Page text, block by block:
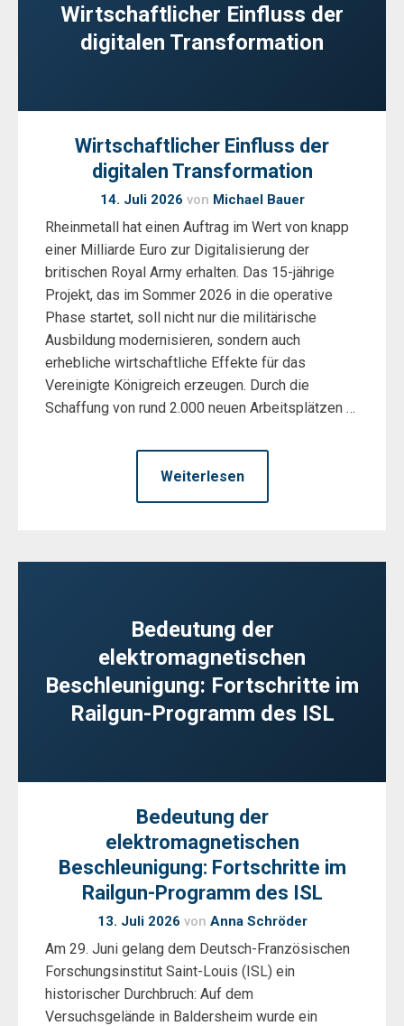
Wirtschaftlicher Einfluss der
digitalen Transformation
Wirtschaftlicher Einfluss der
digitalen Transformation
14. Juli 2026 von Michael Bauer
Rheinmetall hat einen Auftrag im Wert von knapp
einer Milliarde Euro zur Digitalisierung der
britischen Royal Army erhalten. Das 15-jährige
Projekt, das im Sommer 2026 in die operative
Phase startet, soll nicht nur die militärische
Ausbildung modernisieren, sondern auch
erhebliche wirtschaftliche Effekte für das
Vereinigte Königreich erzeugen. Durch die
Schaffung von rund 2.000 neuen Arbeitsplätzen …
Weiterlesen
Bedeutung der
elektromagnetischen
Beschleunigung: Fortschritte im
Railgun-Programm des ISL
Bedeutung der
elektromagnetischen
Beschleunigung: Fortschritte im
Railgun-Programm des ISL
13. Juli 2026 von Anna Schröder
Am 29. Juni gelang dem Deutsch-Französischen
Forschungsinstitut Saint-Louis (ISL) ein
historischer Durchbruch: Auf dem
Versuchsgelände in Baldersheim wurde ein